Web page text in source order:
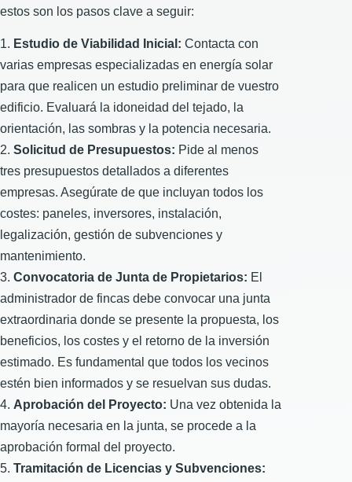
estos son los pasos clave a seguir:
Estudio de Viabilidad Inicial: Contacta con
varias empresas especializadas en energía solar
para que realicen un estudio preliminar de vuestro
edificio. Evaluará la idoneidad del tejado, la
orientación, las sombras y la potencia necesaria.
Solicitud de Presupuestos: Pide al menos
tres presupuestos detallados a diferentes
empresas. Asegúrate de que incluyan todos los
costes: paneles, inversores, instalación,
legalización, gestión de subvenciones y
mantenimiento.
Convocatoria de Junta de Propietarios: El
administrador de fincas debe convocar una junta
extraordinaria donde se presente la propuesta, los
beneficios, los costes y el retorno de la inversión
estimado. Es fundamental que todos los vecinos
estén bien informados y se resuelvan sus dudas.
Aprobación del Proyecto: Una vez obtenida la
mayoría necesaria en la junta, se procede a la
aprobación formal del proyecto.
Tramitación de Licencias y Subvenciones: